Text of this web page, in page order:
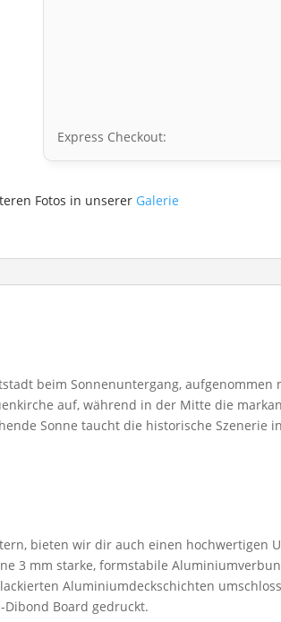
Express Checkout:
Fotos in unserer Galerie
beim Sonnenuntergang,
auf, während in der Mitte die
Sonne taucht die historische Szenerie
bieten wir dir auch einen hochwertigen
3 mm starke, formstabile
Aluminiumdeckschichten
Board gedruckt.